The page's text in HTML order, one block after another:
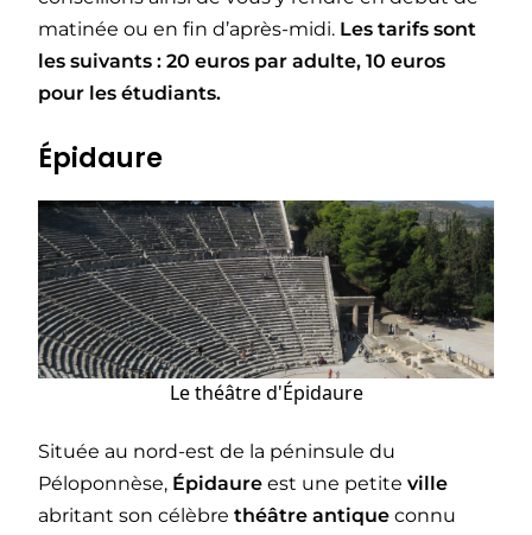
matinée ou en fin d’après-midi. Les tarifs sont
les suivants : 20 euros par adulte, 10 euros
pour les étudiants.
Épidaure
Le théâtre d'Épidaure
Située au nord-est de la péninsule du
Péloponnèse, Épidaure est une petite ville
abritant son célèbre théâtre antique connu